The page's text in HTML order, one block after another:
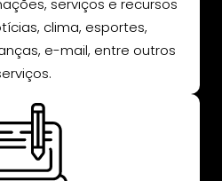
serviços e recursos
clima, esportes,
e-mail, entre outros